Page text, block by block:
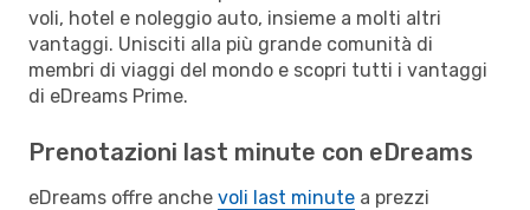
voli, hotel e noleggio auto, insieme a molti altri
vantaggi. Unisciti alla più grande comunità di
membri di viaggi del mondo e scopri tutti i vantaggi
di eDreams Prime.
Prenotazioni last minute con eDreams
eDreams offre anche voli last minute a prezzi